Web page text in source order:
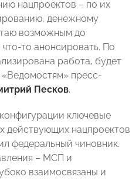
нацпроектов – по их
денежному
возможным до
то анонсировать. По
работа, будет
«Ведомостям» пресс-
Песков.
ключевые
действующих нацпроектов
федеральный чиновник.
– МСП и
взаимосвязаны и